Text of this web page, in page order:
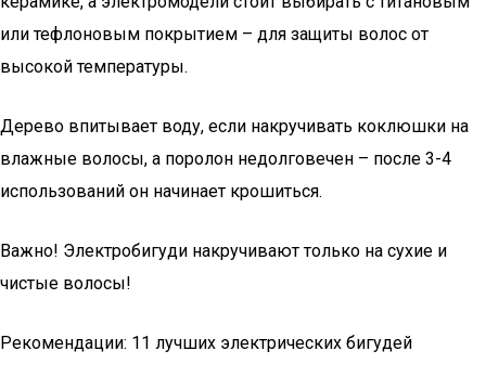
или тефлоновым покрытием – для защиты волос от
высокой температуры.
Дерево впитывает воду, если накручивать коклюшки на
влажные волосы, а поролон недолговечен – после 3-4
использований он начинает крошиться.
Важно! Электробигуди накручивают только на сухие и
чистые волосы!
Рекомендации: 11 лучших электрических бигудей